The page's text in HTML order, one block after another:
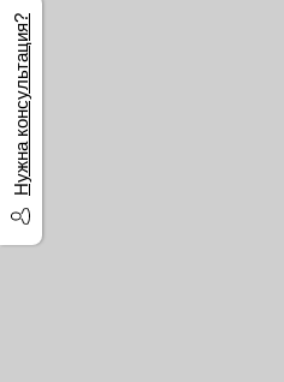
Нужна консультация?